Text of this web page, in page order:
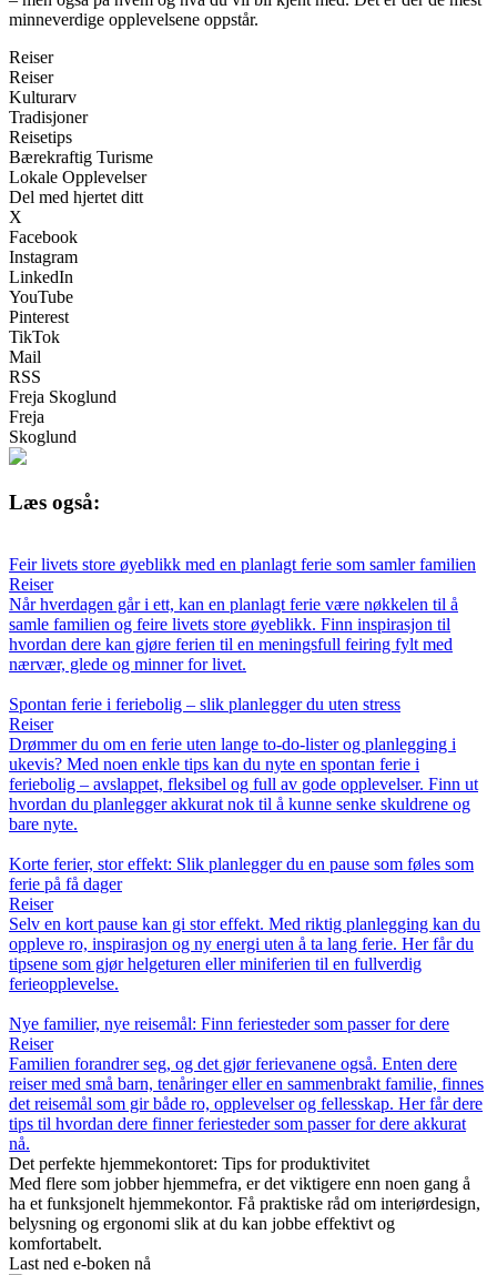
minneverdige opplevelsene oppstår.
Reiser
Reiser
Kulturarv
Tradisjoner
Reisetips
Bærekraftig Turisme
Lokale Opplevelser
Del med hjertet ditt
X
Facebook
Instagram
LinkedIn
YouTube
Pinterest
TikTok
Mail
RSS
Freja Skoglund
Freja
Skoglund
Læs også:
Feir livets store øyeblikk med en planlagt ferie som samler familien
Reiser
Når hverdagen går i ett, kan en planlagt ferie være nøkkelen til å
samle familien og feire livets store øyeblikk. Finn inspirasjon til
hvordan dere kan gjøre ferien til en meningsfull feiring fylt med
nærvær, glede og minner for livet.
Spontan ferie i feriebolig – slik planlegger du uten stress
Reiser
Drømmer du om en ferie uten lange to-do-lister og planlegging i
ukevis? Med noen enkle tips kan du nyte en spontan ferie i
feriebolig – avslappet, fleksibel og full av gode opplevelser. Finn ut
hvordan du planlegger akkurat nok til å kunne senke skuldrene og
bare nyte.
Korte ferier, stor effekt: Slik planlegger du en pause som føles som
ferie på få dager
Reiser
Selv en kort pause kan gi stor effekt. Med riktig planlegging kan du
oppleve ro, inspirasjon og ny energi uten å ta lang ferie. Her får du
tipsene som gjør helgeturen eller miniferien til en fullverdig
ferieopplevelse.
Nye familier, nye reisemål: Finn feriesteder som passer for dere
Reiser
Familien forandrer seg, og det gjør ferievanene også. Enten dere
reiser med små barn, tenåringer eller en sammenbrakt familie, finnes
det reisemål som gir både ro, opplevelser og fellesskap. Her får dere
tips til hvordan dere finner feriesteder som passer for dere akkurat
nå.
Det perfekte hjemmekontoret: Tips for produktivitet
Med flere som jobber hjemmefra, er det viktigere enn noen gang å
ha et funksjonelt hjemmekontor. Få praktiske råd om interiørdesign,
belysning og ergonomi slik at du kan jobbe effektivt og
komfortabelt.
Last ned e-boken nå